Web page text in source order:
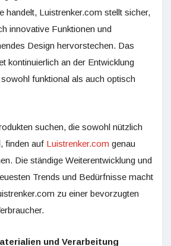
handelt, Luistrenker.com stellt sicher,
innovative Funktionen und
Design hervorstechen. Das
kontinuierlich an der Entwicklung
funktional als auch optisch
suchen, die sowohl nützlich
finden auf Luistrenker.com genau
Die ständige Weiterentwicklung und
Trends und Bedürfnisse macht
zu einer bevorzugten
und Verarbeitung